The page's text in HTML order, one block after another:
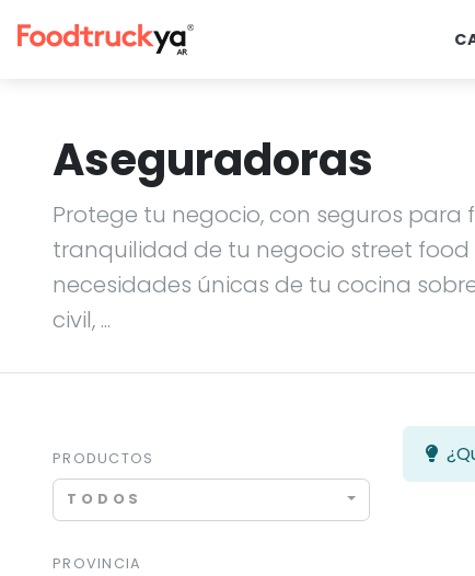
Aseguradoras
Protege tu negocio, con seguros para
tranquilidad de tu negocio street
necesidades únicas de tu cocina
civil, ...
PRODUCTOS
TODOS
PROVINCIA